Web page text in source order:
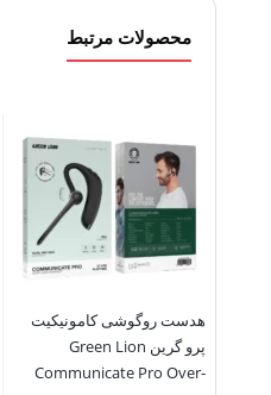
محصولات مرتبط
هدست روگوشی کامونیکیت
پرو گرین Green Lion
Communicate Pro Over-